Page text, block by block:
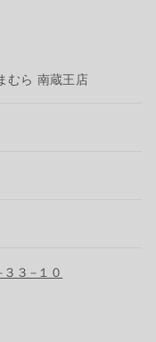
むら 南蔵王店
３−１０